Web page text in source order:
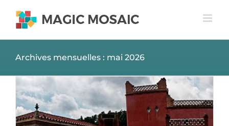
contenu
Archives mensuelles : mai 2026